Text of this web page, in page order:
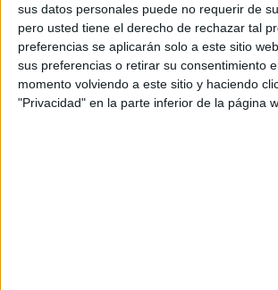
sus datos personales puede no requerir de
pero usted tiene el derecho de rechazar tal
preferencias se aplicarán solo a este sitio
sus preferencias o retirar su consentimiento
momento volviendo a este sitio y haciendo
"Privacidad" en la parte inferior de la página
ENLACE AL